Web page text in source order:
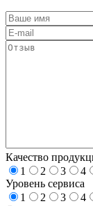
Качество
1
2 3 4
Уровень сервиса
1
2 3 4